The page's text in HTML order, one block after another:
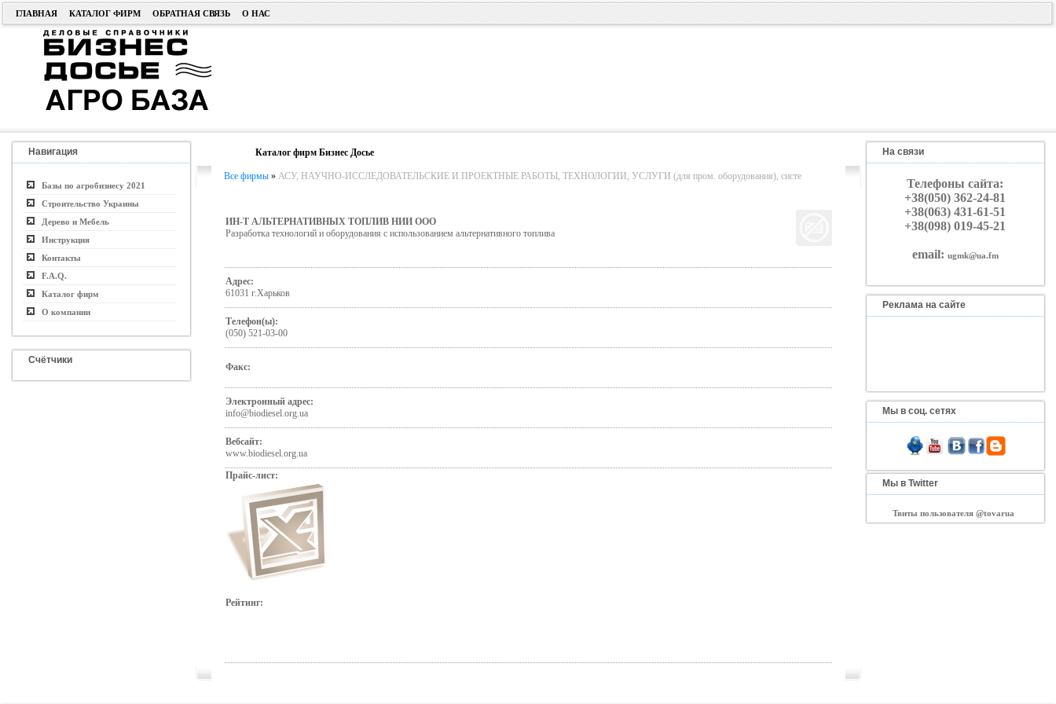
ГЛАВНАЯ КАТАЛОГ ФИРМ ОБРАТНАЯ СВЯЗЬ О НАС
Навигация
Базы по агробизнесу 2021
Строительство Украины
Дерево и Мебель
Инструкция
Контакты
F.A.Q.
Каталог фирм
О компании
Счётчики
Каталог фирм Бизнес Досье
Все фирмы» АСУ, НАУЧНО-ИССЛЕДОВАТЕЛЬСКИЕ И ПРОЕКТНЫЕ РАБОТЫ, ТЕХНОЛОГИИ, УСЛУГИ (для пром. оборудования), систе
ИН-Т АЛЬТЕРНАТИВНЫХ ТОПЛИВ НИИ ООО
Разработка технологий и оборудования с использованием альтернативного топлива
Адрес:
61031 г.Харьков
Телефон(ы):
(050) 521-03-00
Факс:
Электронный адрес:
info@biodiesel.org.ua
Вебсайт:
www.biodiesel.org.ua
Прайс-лист:
Рейтинг:
На связи
Телефоны сайта:
+38(050) 362-24-81
+38(063) 431-61-51
+38(098) 019-45-21
email: ugmk@ua.fm
Реклама на сайте
Мы в соц. сетях
Мы в Twitter
Твиты пользователя @tovarua